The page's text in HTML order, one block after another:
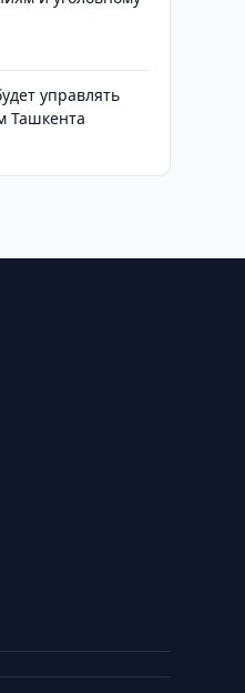
управлять
Ташкента